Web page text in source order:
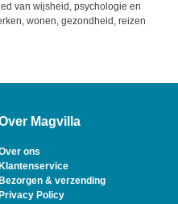
van wijsheid, psychologie en
wonen, gezondheid, reizen
Magvilla
ons
Klantenservice
Bezorgen & verzending
Privacy Policy